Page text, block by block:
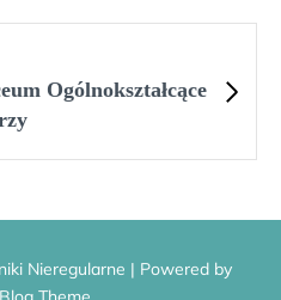
Ogólnokształcące
Nieregularne | Powered by